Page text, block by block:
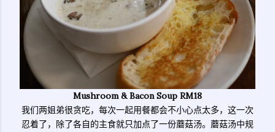
Mushroom & Bacon Soup RM18
我们两姐弟很贪吃，每次一起用餐都会不小心点太多，这一次
忍着了，除了各自的主食就只加点了一份蘑菇汤。蘑菇汤中规